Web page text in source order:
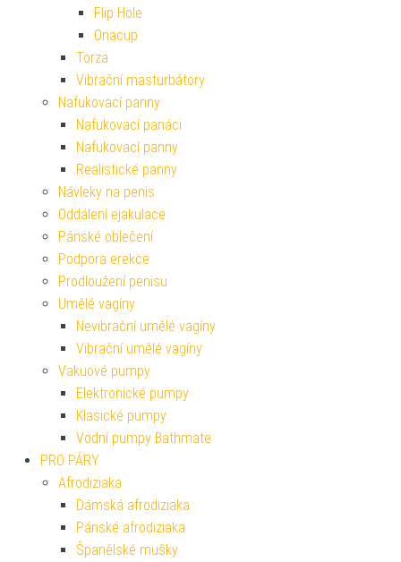
Flip Hole
Onacup
Torza
Vibrační masturbátory
Nafukovací panny
Nafukovací panáci
Nafukovací panny
Realistické panny
Návleky na penis
Oddálení ejakulace
Pánské oblečení
Podpora erekce
Prodloužení penisu
Umělé vagíny
Nevibrační umělé vagíny
Vibrační umělé vagíny
Vakuové pumpy
Elektronické pumpy
Klasické pumpy
Vodní pumpy Bathmate
PRO PÁRY
Afrodiziaka
Dámská afrodiziaka
Pánské afrodiziaka
Španělské mušky